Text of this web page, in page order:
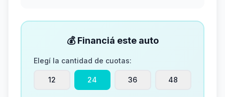
💰 Financiá este auto
Elegí la cantidad de cuotas:
12 24 36 48